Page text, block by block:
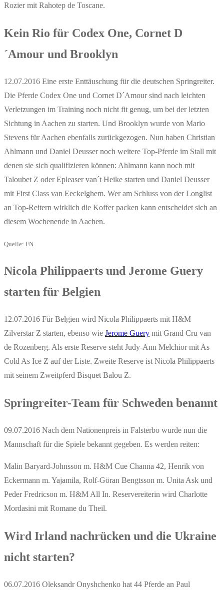
Rozier mit Rahotep de Toscane.
Kein Rio für Codex One, Cornet D
´Amour und Brooklyn
12.07.2016 Eine erste Enttäuschung für die deutschen Springreiter.
Die Pferde Codex One und Cornet D´Amour sind nach leichten
Verletzungen im Training noch nicht fit genug, um bei der letzten
Sichtung in Aachen zu starten. Und Brooklyn wurde von Mario
Stevens für Aachen ebenfalls zurückgezogen. Nun haben Christian
Ahlmann und Daniel Deusser noch weitere Top-Pferde im Stall mit
denen sie sich qualifizieren können: Ahlmann kann noch mit
Taloubet Z oder Epleaser van´t Heike starten und Daniel Deusser
mit First Class van Eeckelghem. Wer am Schluss von der Longlist
an Top-Reitern wirklich die Koffer packen kann entscheidet sich an
diesem Wochenende in Aachen.
Quelle: FN
Nicola Philippaerts und Jerome Guery
starten für Belgien
12.07.2016 Für Belgien wird Nicola Philippaerts mit H&M
Zilverstar Z starten, ebenso wie Jerome Guery mit Grand Cru van
de Rozenberg. Als erste Reserve steht Judy-Ann Melchior mit As
Cold As Ice Z auf der Liste. Zweite Reserve ist Nicola Philippaerts
mit seinem Zweitpferd Bisquet Balou Z.
Springreiter-Team für Schweden benannt
09.07.2016 Nach dem Nationenpreis in Falsterbo wurde nun die
Mannschaft für die Spiele bekannt gegeben. Es werden reiten:
Malin Baryard-Johnsson m. H&M Cue Channa 42, Henrik von
Eckermann m. Yajamila, Rolf-Göran Bengtsson m. Unita Ask und
Peder Fredricson m. H&M All In. Reservereiterin wird Charlotte
Mordasini mit Romane du Theil.
Wird Irland nachrücken und die Ukraine
nicht starten?
06.07.2016 Oleksandr Onyshchenko hat 44 Pferde an Paul